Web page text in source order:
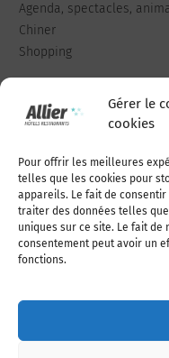
Gérer le
cookies
Pour offrir les meilleures
telles que les cookies pour
appareils. Le fait de
traiter des données telles
uniques sur ce site. Le fait
consentement peut avoir un
fonctions.
Agenda, spectacles,
Chiner
Shopping
Qui sommes-nous
Adhérer à